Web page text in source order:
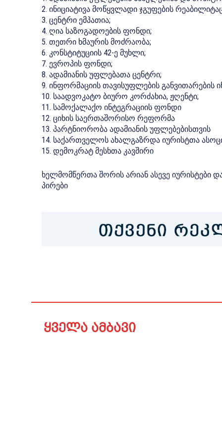
2. ინიციატივა მოწყვლადი ჯგუფების
3. ცენტრი ემპათია;
4. ღია საზოგადოების ფონდი;
5. თეთრი ხმაურის მოძრაობა;
6. კონსტიტუციის 42-ე მუხლი;
7. ევროპის ფონდი;
8. ადამიანის უფლებათა ცენტრი;
9. ინფორმაციის თავისუფლების განვითარების
10. საადვოკატო ბიურო კორძახია, ჟღენტი;
11. სამოქალაქო ინტეგრაციის ფონდი
12. ციხის საერთაშორისო რეფორმა
13. პარტნიორობა ადამიანის უფლებებისთვის
14. საქართველოს ახალგაზრდა იურისტთა
15. დემოკრატ მესხთა კავშირი
ხელმომწერთა შორის არიან ასევე იურისტები
პირები
ყველა ამბავი